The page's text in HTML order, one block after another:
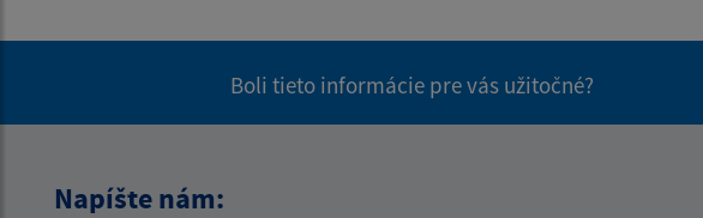
Boli tieto informácie pre vás užitočné?
Napíšte nám: